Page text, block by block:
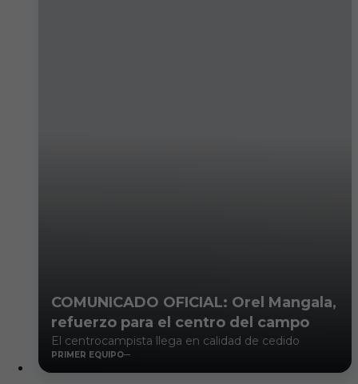
COMUNICADO OFICIAL: Orel Mangala,
refuerzo para el centro del campo
El centrocampista llega en calidad de cedido
PRIMER EQUIPO